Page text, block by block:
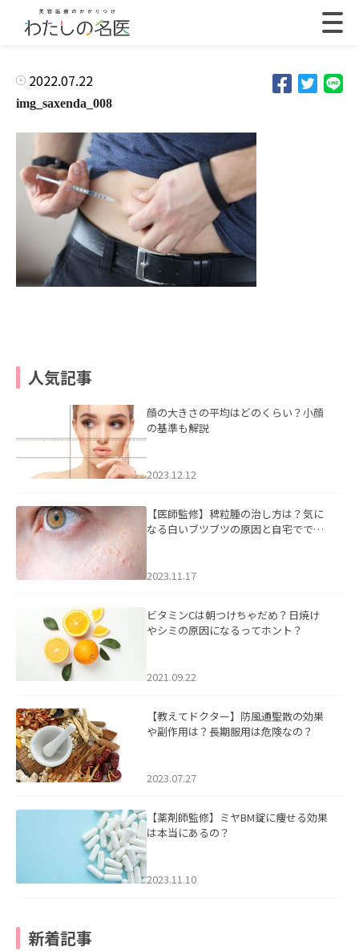
2022.07.22
img_saxenda_008
人気記事
顔の大きさの平均はどのくらい？小顔
の基準も解説
2023.12.12
【医師監修】稗粒腫の治し方は？気に
なる白いブツブツの原因と自宅ででき
2023.11.17
ビタミンCは朝つけちゃだめ？日焼け
やシミの原因になるってホント？
2021.09.22
【教えてドクター】防風通聖散の効果
や副作用は？長期服用は危険なの？
2023.07.27
【薬剤師監修】ミヤBM錠に痩せる効果
は本当にあるの？
2023.11.10
新着記事